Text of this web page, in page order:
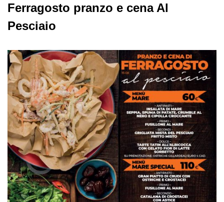
Ferragosto pranzo e cena Al
Pesciaio